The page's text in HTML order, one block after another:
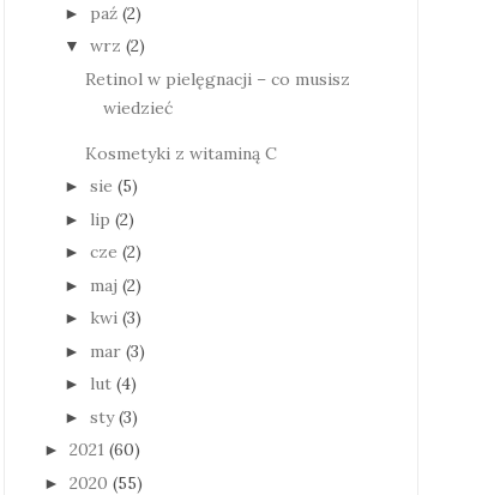
► paź (2)
▼ wrz (2)
Retinol w pielęgnacji – co musisz
wiedzieć
Kosmetyki z witaminą C
► sie (5)
► lip (2)
► cze (2)
► maj (2)
► kwi (3)
► mar (3)
► lut (4)
► sty (3)
► 2021 (60)
► 2020 (55)